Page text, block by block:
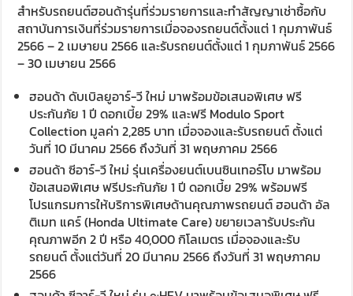
สำหรับรถยนต์ฮอนด้ารุ่นที่ร่วมรายการและทำสัญญาเช่าซื้อกับ
สถาบันการเงินที่ร่วมรายการเมื่อจองรถยนต์ตั้งแต่ 1 กุมภาพันธ์
2566 – 2 เมษายน 2566 และรับรถยนต์ตั้งแต่ 1 กุมภาพันธ์ 2566
– 30 เมษายน 2566
ฮอนด้า ดับเบิลยูอาร์-วี ใหม่ มาพร้อมข้อเสนอพิเศษ ฟรี
ประกันภัย 1 ปี ดอกเบี้ย 29% และฟรี Modulo Sport
Collection มูลค่า 2,285 บาท เมื่อจองและรับรถยนต์ ตั้งแต่
วันที่ 10 มีนาคม 2566 ถึงวันที่ 31 พฤษภาคม 2566
ฮอนด้า ซีอาร์-วี ใหม่ รุ่นเครื่องยนต์เบนซินเทอร์โบ มาพร้อม
ข้อเสนอพิเศษ ฟรีประกันภัย 1 ปี ดอกเบี้ย 29% พร้อมฟรี
โปรแกรมการให้บริการพิเศษด้านคุณภาพรถยนต์ ฮอนด้า อัล
ติเมท แคร์ (Honda Ultimate Care) ขยายเวลารับประกัน
คุณภาพอีก 2 ปี หรือ 40,000 กิโลเมตร เมื่อจองและรับ
รถยนต์ ตั้งแต่วันที่ 20 มีนาคม 2566 ถึงวันที่ 31 พฤษภาคม
2566